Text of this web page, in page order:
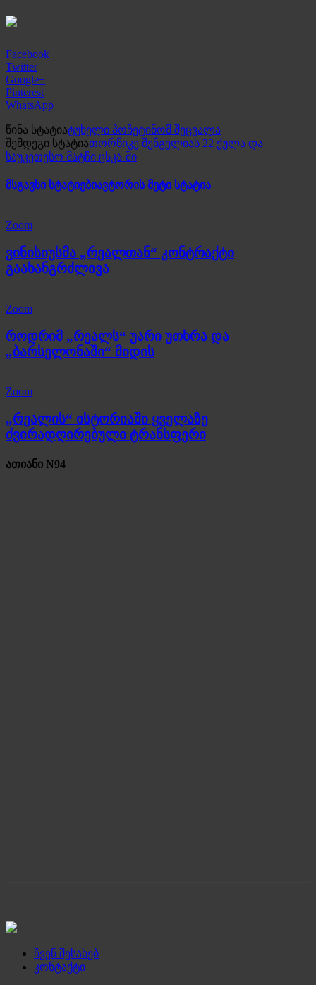
Facebook
Twitter
Google+
Pinterest
WhatsApp
წინა სტატიატუხელი პოჩეტინომ შეცვალა
შემდეგი სტატიათორნიკე შენგელიას 22 ქულა და
საუკეთესო მატჩი ცსკა-ში
მსგავსი სტატიებიავტორის მეტი სტატია
Zoom
ვინისიუსმა „რეალთან“ კონტრაქტი
გაახანგრძლივა
Zoom
როდრიმ „რეალს“ უარი უთხრა და
„ბარსელონაში“ მიდის
Zoom
„რეალის“ ისტორიაში ყველაზე
ძვირადღირებული ტრანსფერი
ათიანი N94
ჩვენ შესახებ
კონტაქტი